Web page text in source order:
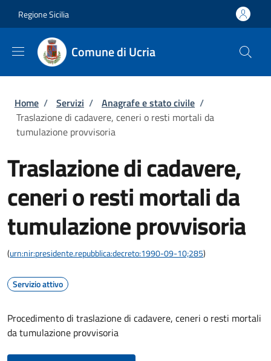
Regione Sicilia
Comune di Ucria
Briciole di pane
Home / Servizi / Anagrafe e stato civile /
Traslazione di cadavere, ceneri o resti mortali da
tumulazione provvisoria
Traslazione di cadavere,
ceneri o resti mortali da
tumulazione provvisoria
(urn:nir:presidente.repubblica:decreto:1990-09-10;285)
Servizio attivo
Procedimento di traslazione di cadavere, ceneri o resti mortali
da tumulazione provvisoria